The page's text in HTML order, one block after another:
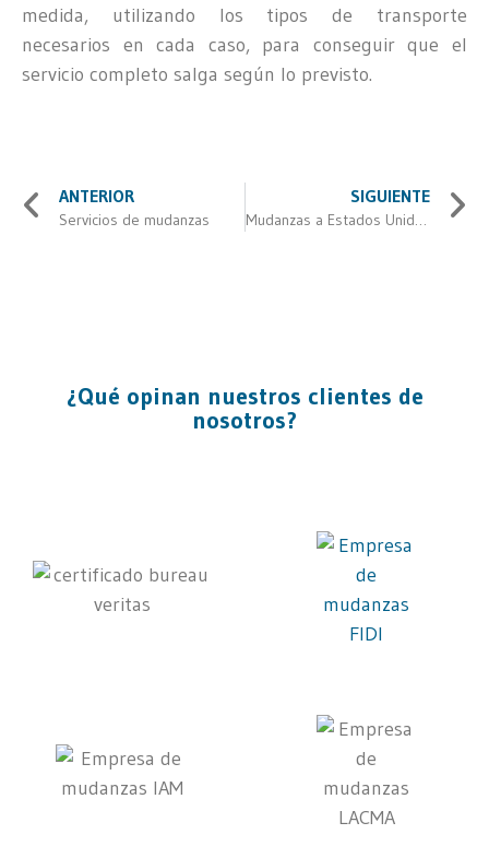
medida, utilizando los tipos de transporte
necesarios en cada caso, para conseguir que el
servicio completo salga según lo previsto.
ANTERIOR
Servicios de mudanzas
SIGUIENTE
Mudanzas a Estados Unidos
¿Qué opinan nuestros clientes de
nosotros?